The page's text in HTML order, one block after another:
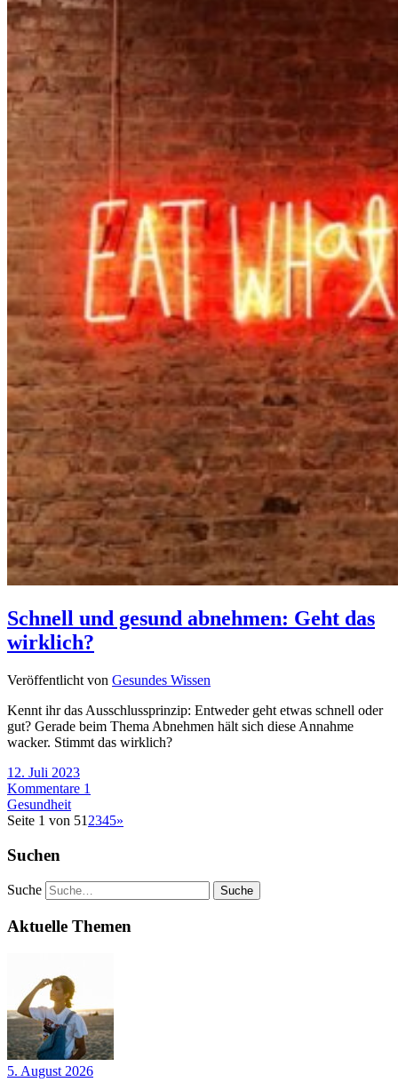
Schnell und gesund abnehmen: Geht das
wirklich?
Veröffentlicht von Gesundes Wissen
Kennt ihr das Ausschlussprinzip: Entweder geht etwas schnell oder
gut? Gerade beim Thema Abnehmen hält sich diese Annahme
wacker. Stimmt das wirklich?
12. Juli 2023
Kommentare 1
Gesundheit
Seite 1 von 51 2345»
Suchen
Suche
Aktuelle Themen
5. August 2026